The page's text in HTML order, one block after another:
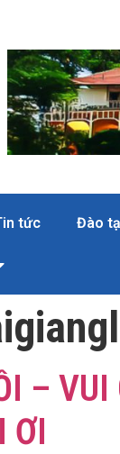
tức Đào
–
ƠI